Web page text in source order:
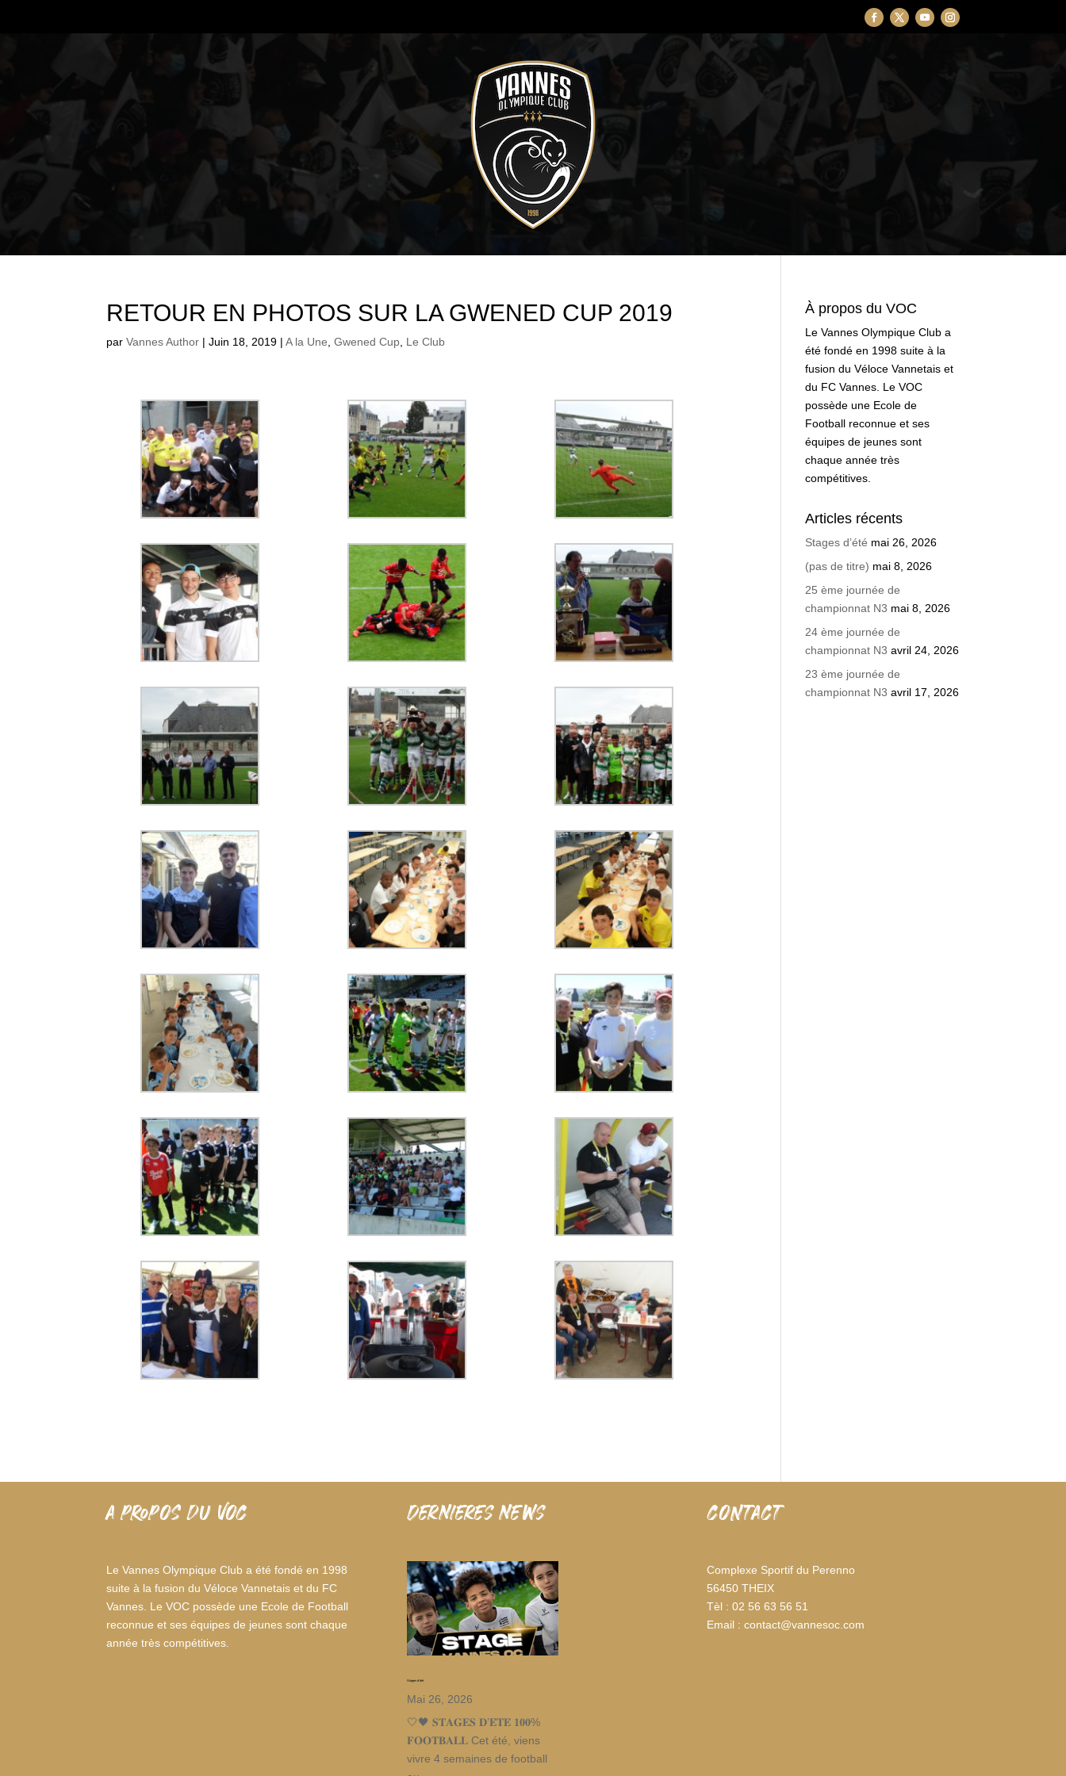
RETOUR EN PHOTOS SUR LA GWENED CUP 2019
parVannes Author |Juin 18, 2019 |A la Une,Gwened Cup, Le Club
À propos du VOC
Le Vannes Olympique Club a
été fondé en 1998 suite à la
fusion du Véloce Vannetais et
du FC Vannes. Le VOC
possède une Ecole de
Football reconnue et ses
équipes de jeunes sont
chaque année très
compétitives.
Articles récents
Stages d’été mai 26, 2026
(pas de titre) mai 8, 2026
25 ème journée de
championnat N3 mai 8, 2026
24 ème journée de
championnat N3 avril 24, 2026
23 ème journée de
championnat N3 avril 17, 2026
A PROPOS DU VOC
Le Vannes Olympique Club a été fondé en 1998
suite à la fusion du Véloce Vannetais et du FC
Vannes. Le VOC possède une Ecole de Football
reconnue et ses équipes de jeunes sont chaque
année très compétitives.
dernieres news
Stages d’été
Mai 26, 2026
🤍🖤 𝐒𝐓𝐀𝐆𝐄𝐒 𝐃’𝐄́𝐓𝐄́ 𝟏𝟎𝟎%
𝐅𝐎𝐎𝐓𝐁𝐀𝐋𝐋 Cet été, viens
vivre 4 semaines de football
CONTACT
Complexe Sportif du Perenno
56450 THEIX
Tèl : 02 56 63 56 51
Email : contact@vannesoc.com